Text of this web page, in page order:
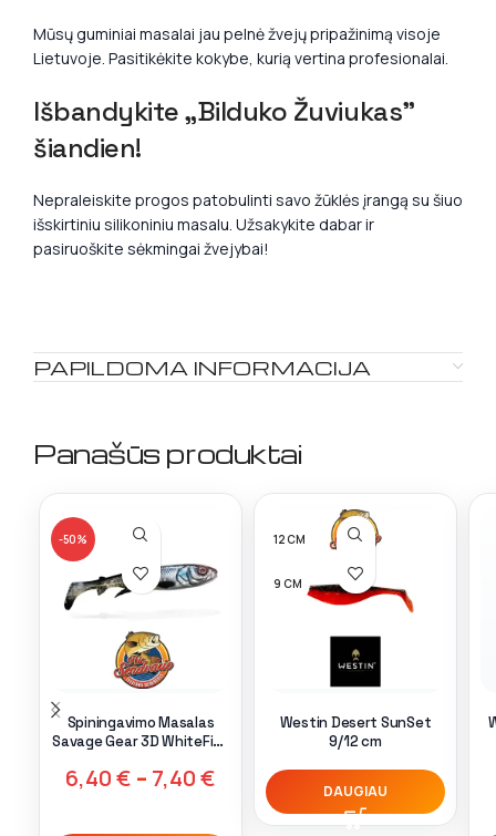
Mūsų guminiai masalai jau pelnė žvejų pripažinimą visoje
Lietuvoje. Pasitikėkite kokybe, kurią vertina profesionalai.
Išbandykite „Bilduko Žuviukas”
šiandien!
Nepraleiskite progos patobulinti savo žūklės įrangą su šiuo
išskirtiniu silikoniniu masalu. Užsakykite dabar ir
pasiruoškite sėkmingai žvejybai!
PAPILDOMA INFORMACIJA
Panašūs produktai
-50%
Spiningavimo Masalas
Savage Gear 3D WhiteFish
6,40€ – 7,40€
12 CM
9 CM
Westin Desert SunSet
9/12 cm
DAUGIAU